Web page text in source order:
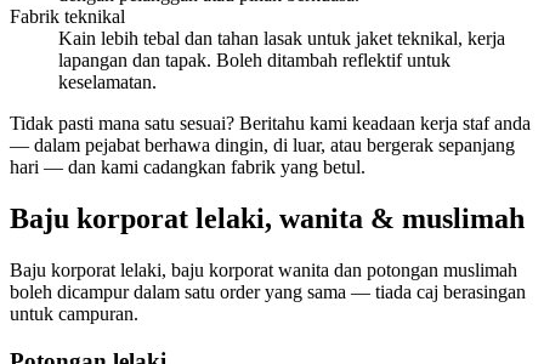
Fabrik teknikal
Kain lebih tebal dan tahan lasak untuk jaket teknikal, kerja
lapangan dan tapak. Boleh ditambah reflektif untuk
keselamatan.
Tidak pasti mana satu sesuai? Beritahu kami keadaan kerja staf anda
— dalam pejabat berhawa dingin, di luar, atau bergerak sepanjang
hari — dan kami cadangkan fabrik yang betul.
Baju korporat lelaki, wanita & muslimah
Baju korporat lelaki, baju korporat wanita dan potongan muslimah
boleh dicampur dalam satu order yang sama — tiada caj berasingan
untuk campuran.